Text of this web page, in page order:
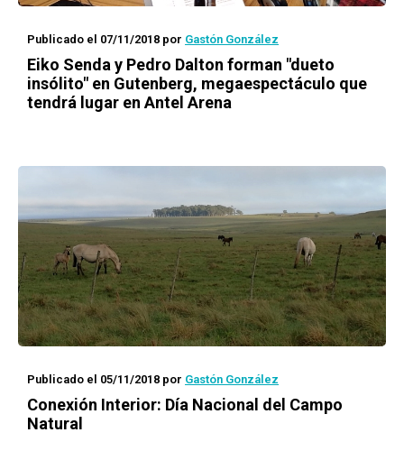
Publicado el 07/11/2018 por Gastón González
Eiko Senda y Pedro Dalton forman "dueto
insólito" en Gutenberg, megaespectáculo que
tendrá lugar en Antel Arena
Publicado el 05/11/2018 por Gastón González
Conexión Interior: Día Nacional del Campo
Natural